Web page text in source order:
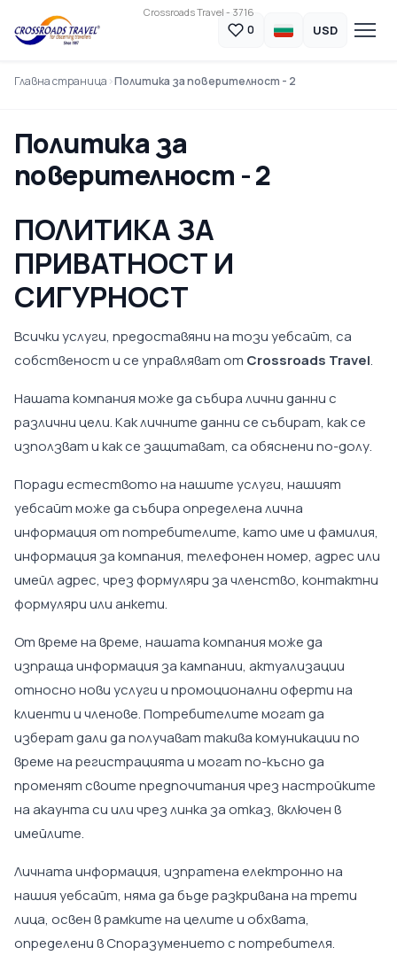
Crossroads Travel - 3716
0 USD
Главна страница Политика за поверителност - 2
Политика за
поверителност - 2
ПОЛИТИКА ЗА
ПРИВАТНОСТ И
СИГУРНОСТ
Всички услуги, предоставяни на този уебсайт, са
собственост и се управляват от Crossroads Travel.
Нашата компания може да събира лични данни с
различни цели. Как личните данни се събират, как се
използват и как се защитават, са обяснени по-долу.
Поради естеството на нашите услуги, нашият
уебсайт може да събира определена лична
информация от потребителите, като име и фамилия,
информация за компания, телефонен номер, адрес или
имейл адрес, чрез формуляри за членство, контактни
формуляри или анкети.
От време на време, нашата компания може да
изпраща информация за кампании, актуализации
относно нови услуги и промоционални оферти на
клиенти и членове. Потребителите могат да
изберат дали да получават такива комуникации по
време на регистрацията и могат по-късно да
променят своите предпочитания чрез настройките
на акаунта си или чрез линка за отказ, включен в
имейлите.
Личната информация, изпратена електронно на
нашия уебсайт, няма да бъде разкривана на трети
лица, освен в рамките на целите и обхвата,
определени в Споразумението с потребителя.